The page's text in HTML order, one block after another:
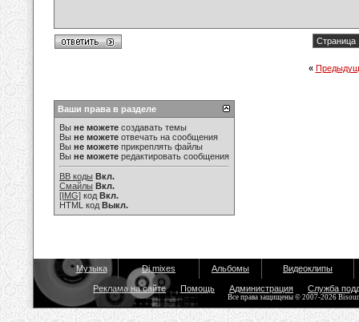
Страница
«
Ваши права в разделе
Вы не можете создавать темы
Вы не можете отвечать на сообщения
Вы не можете прикреплять файлы
Вы не можете редактировать сообщения
BB коды Вкл.
Смайлы Вкл.
[IMG] код Вкл.
HTML код Выкл.
Музыка Dj mixes Альбомы Видеоклипы
Реклама на сайте Помощь Администрация Служба
Все права защищены © 2007-2026